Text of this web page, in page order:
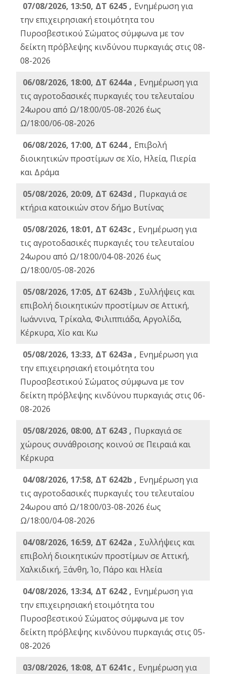
07/08/2026, 13:50, ΔΤ 6245 , Ενημέρωση για
την επιχειρησιακή ετοιμότητα του
Πυροσβεστικού Σώματος σύμφωνα με τον
δείκτη πρόβλεψης κινδύνου πυρκαγιάς στις 08-
08-2026
06/08/2026, 18:00, ΔΤ 6244a , Ενημέρωση για
τις αγροτοδασικές πυρκαγιές του τελευταίου
24ωρου από Ω/18:00/05-08-2026 έως
Ω/18:00/06-08-2026
06/08/2026, 17:00, ΔΤ 6244 , Επιβολή
διοικητικών προστίμων σε Χίο, Ηλεία, Πιερία
και Δράμα
05/08/2026, 20:09, ΔΤ 6243d , Πυρκαγιά σε
κτήρια κατοικιών στον δήμο Βυτίνας
05/08/2026, 18:01, ΔΤ 6243c , Ενημέρωση για
τις αγροτοδασικές πυρκαγιές του τελευταίου
24ωρου από Ω/18:00/04-08-2026 έως
Ω/18:00/05-08-2026
05/08/2026, 17:05, ΔΤ 6243b , Συλλήψεις και
επιβολή διοικητικών προστίμων σε Αττική,
Ιωάννινα, Τρίκαλα, Φιλιππιάδα, Αργολίδα,
Κέρκυρα, Χίο και Κω
05/08/2026, 13:33, ΔΤ 6243a , Ενημέρωση για
την επιχειρησιακή ετοιμότητα του
Πυροσβεστικού Σώματος σύμφωνα με τον
δείκτη πρόβλεψης κινδύνου πυρκαγιάς στις 06-
08-2026
05/08/2026, 08:00, ΔΤ 6243 , Πυρκαγιά σε
χώρους συνάθροισης κοινού σε Πειραιά και
Κέρκυρα
04/08/2026, 17:58, ΔΤ 6242b , Ενημέρωση για
τις αγροτοδασικές πυρκαγιές του τελευταίου
24ωρου από Ω/18:00/03-08-2026 έως
Ω/18:00/04-08-2026
04/08/2026, 16:59, ΔΤ 6242a , Συλλήψεις και
επιβολή διοικητικών προστίμων σε Αττική,
Χαλκιδική, Ξάνθη, Ίο, Πάρο και Ηλεία
04/08/2026, 13:34, ΔΤ 6242 , Ενημέρωση για
την επιχειρησιακή ετοιμότητα του
Πυροσβεστικού Σώματος σύμφωνα με τον
δείκτη πρόβλεψης κινδύνου πυρκαγιάς στις 05-
08-2026
03/08/2026, 18:08, ΔΤ 6241c , Ενημέρωση για